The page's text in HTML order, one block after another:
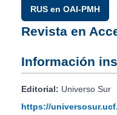
RUS en OAI-PMH
Revista en
Información
Editorial: Universo Sur
https://